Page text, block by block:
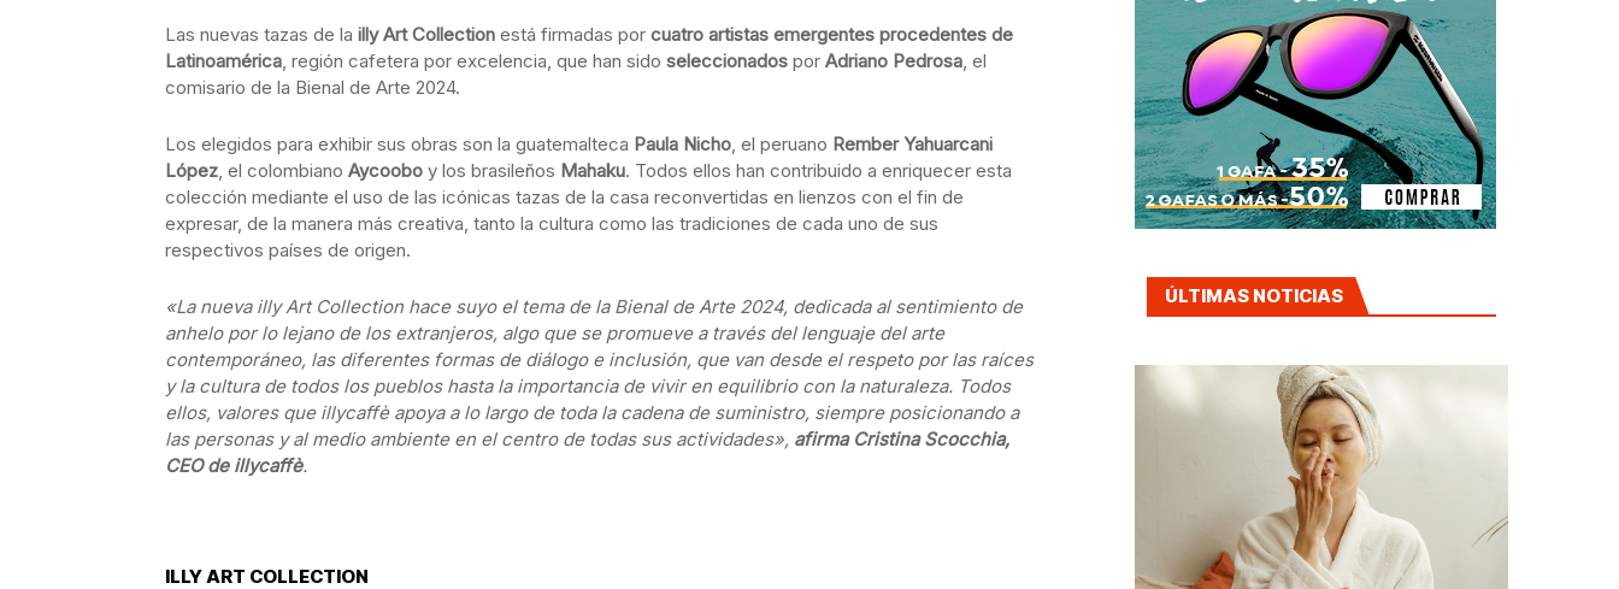
Las nuevas tazas de la illy Art Collection está firmadas por cuatro artistas emergentes procedentes de
Latinoamérica, región cafetera por excelencia, que han sido seleccionados por Adriano Pedrosa, el
comisario de la Bienal de Arte 2024.
Los elegidos para exhibir sus obras son la guatemalteca Paula Nicho, el peruano Rember Yahuarcani
López, el colombiano Aycoobo y los brasileños Mahaku. Todos ellos han contribuido a enriquecer esta
colección mediante el uso de las icónicas tazas de la casa reconvertidas en lienzos con el fin de
expresar, de la manera más creativa, tanto la cultura como las tradiciones de cada uno de sus
respectivos países de origen.
«La nueva illy Art Collection hace suyo el tema de la Bienal de Arte 2024, dedicada al sentimiento de
anhelo por lo lejano de los extranjeros, algo que se promueve a través del lenguaje del arte
contemporáneo, las diferentes formas de diálogo e inclusión, que van desde el respeto por las raíces
y la cultura de todos los pueblos hasta la importancia de vivir en equilibrio con la naturaleza. Todos
ellos, valores que illycaffè apoya a lo largo de toda la cadena de suministro, siempre posicionando a
las personas y al medio ambiente en el centro de todas sus actividades», afirma Cristina Scocchia,
CEO de illycaffè.
ILLY ART COLLECTION
ÚLTIMAS NOTICIAS